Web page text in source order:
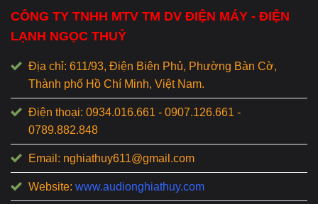
CÔNG TY TNHH MTV TM DV ĐIỆN MÁY - ĐIỆN
LẠNH NGỌC THUỶ
Địa chỉ: 611/93, Điện Biên Phủ, Phường Bàn Cờ,
Thành phố Hồ Chí Minh, Việt Nam.
Điện thoại: 0934.016.661 - 0907.126.661 -
0789.882.848
Email: nghiathuy611@gmail.com
Website: www.audionghiathuy.com